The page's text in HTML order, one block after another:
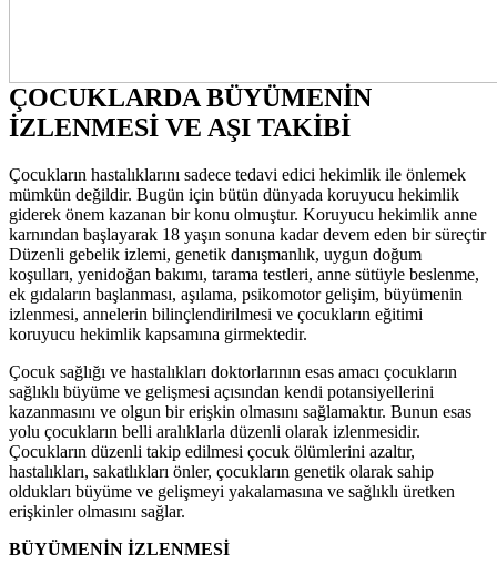
ÇOCUKLARDA BÜYÜMENİN
İZLENMESİ VE AŞI TAKİBİ
Çocukların hastalıklarını sadece tedavi edici hekimlik ile önlemek
mümkün değildir. Bugün için bütün dünyada koruyucu hekimlik
giderek önem kazanan bir konu olmuştur. Koruyucu hekimlik anne
karnından başlayarak 18 yaşın sonuna kadar devem eden bir süreçtir
Düzenli gebelik izlemi, genetik danışmanlık, uygun doğum
koşulları, yenidoğan bakımı, tarama testleri, anne sütüyle beslenme,
ek gıdaların başlanması, aşılama, psikomotor gelişim, büyümenin
izlenmesi, annelerin bilinçlendirilmesi ve çocukların eğitimi
koruyucu hekimlik kapsamına girmektedir.
Çocuk sağlığı ve hastalıkları doktorlarının esas amacı çocukların
sağlıklı büyüme ve gelişmesi açısından kendi potansiyellerini
kazanmasını ve olgun bir erişkin olmasını sağlamaktır. Bunun esas
yolu çocukların belli aralıklarla düzenli olarak izlenmesidir.
Çocukların düzenli takip edilmesi çocuk ölümlerini azaltır,
hastalıkları, sakatlıkları önler, çocukların genetik olarak sahip
oldukları büyüme ve gelişmeyi yakalamasına ve sağlıklı üretken
erişkinler olmasını sağlar.
BÜYÜMENİN İZLENMESİ